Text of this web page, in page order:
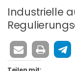
Industrielle